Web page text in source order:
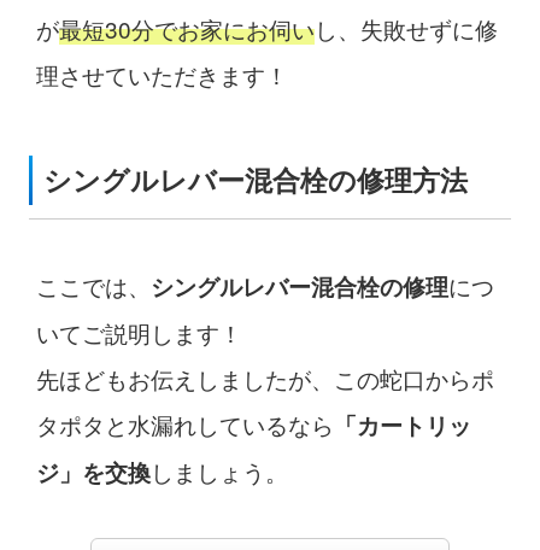
が最短30分でお家にお伺いし、失敗せずに修
理させていただきます！
シングルレバー混合栓の修理方法
ここでは、 シングルレバー混合栓の修理につ
いてご説明します！
先ほどもお伝えしましたが、この蛇口からポ
タポタと水漏れしているなら 「カートリッ
ジ」を交換しましょう。